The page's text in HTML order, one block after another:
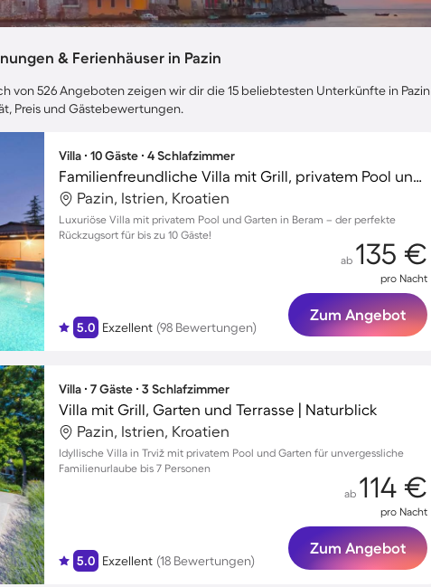
& Ferienhäuser in Pazin
von 526 Angeboten zeigen wir dir die 15 beliebtesten Unterkünfte in Pazin
Preis und Gästebewertungen.
Villa ∙ 10 Gäste ∙ 4 Schlafzimmer
Familienfreundliche Villa mit Grill, privatem Pool und Terrasse | Ideal für Homeoffice
Pazin, Istrien, Kroatien
Luxuriöse Villa mit privatem Pool und Garten in Beram – der perfekte
Rückzugsort für bis zu 10 Gäste!
5.0 Exzellent (98 Bewertungen)
ab 135 €
pro Nacht
Zum Angebot
Villa ∙ 7 Gäste ∙ 3 Schlafzimmer
Villa mit Grill, Garten und Terrasse | Naturblick
Pazin, Istrien, Kroatien
Idyllische Villa in Trviž mit privatem Pool und Garten für unvergessliche
Familienurlaube bis 7 Personen
5.0 Exzellent (18 Bewertungen)
ab 114 €
pro Nacht
Zum Angebot